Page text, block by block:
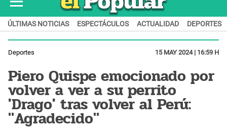
ÚLTIMAS NOTICIAS ESPECTÁCULOS ACTUALIDAD DEPORTES
Deportes 15 MAY 2024 | 16:59 H
Piero Quispe emocionado por
volver a ver a su perrito
'Drago' tras volver al Perú:
"Agradecido"